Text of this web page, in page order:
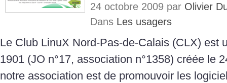
24 octobre 2009 par Olivier
Dans Les usagers
Le Club LinuX Nord-Pas-de-Calais (CLX) est
1901 (JO n°17, association n°1358) créée le
notre association est de promouvoir les